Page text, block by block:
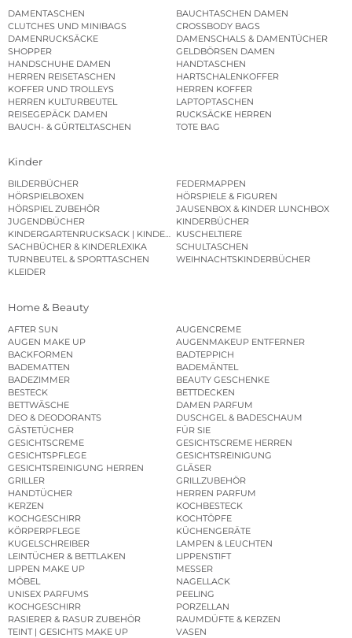
DAMENTASCHEN
BAUCHTASCHEN DAMEN
CLUTCHES UND MINIBAGS
CROSSBODY BAGS
DAMENRUCKSÄCKE
DAMENSCHALS & DAMENTÜCHER
SHOPPER
GELDBÖRSEN DAMEN
HANDSCHUHE DAMEN
HANDTASCHEN
HERREN REISETASCHEN
HARTSCHALENKOFFER
KOFFER UND TROLLEYS
HERREN KOFFER
HERREN KULTURBEUTEL
LAPTOPTASCHEN
REISEGEPÄCK DAMEN
RUCKSÄCKE HERREN
BAUCH- & GÜRTELTASCHEN
TOTE BAG
Kinder
BILDERBÜCHER
FEDERMAPPEN
HÖRSPIELBOXEN
HÖRSPIELE & FIGUREN
HÖRSPIEL ZUBEHÖR
JAUSENBOX & KINDER LUNCHBOX
JUGENDBÜCHER
KINDERBÜCHER
KINDERGARTENRUCKSACK | KINDERGARTENBEUTEL
KUSCHELTIERE
SACHBÜCHER & KINDERLEXIKA
SCHULTASCHEN
TURNBEUTEL & SPORTTASCHEN
WEIHNACHTSKINDERBÜCHER
KLEIDER
Home & Beauty
AFTER SUN
AUGENCREME
AUGEN MAKE UP
AUGENMAKEUP ENTFERNER
BACKFORMEN
BADTEPPICH
BADEMATTEN
BADEMÄNTEL
BADEZIMMER
BEAUTY GESCHENKE
BESTECK
BETTDECKEN
BETTWÄSCHE
DAMEN PARFUM
DEO & DEODORANTS
DUSCHGEL & BADESCHAUM
GÄSTETÜCHER
FÜR SIE
GESICHTSCREME
GESICHTSCREME HERREN
GESICHTSPFLEGE
GESICHTSREINIGUNG
GESICHTSREINIGUNG HERREN
GLÄSER
GRILLER
GRILLZUBEHÖR
HANDTÜCHER
HERREN PARFUM
KERZEN
KOCHBESTECK
KOCHGESCHIRR
KOCHTÖPFE
KÖRPERPFLEGE
KÜCHENGERÄTE
KUGELSCHREIBER
LAMPEN & LEUCHTEN
LEINTÜCHER & BETTLAKEN
LIPPENSTIFT
LIPPEN MAKE UP
MESSER
MÖBEL
NAGELLACK
UNISEX PARFUMS
PEELING
KOCHGESCHIRR
PORZELLAN
RASIERER & RASUR ZUBEHÖR
RAUMDÜFTE & KERZEN
TEINT | GESICHTS MAKE UP
VASEN